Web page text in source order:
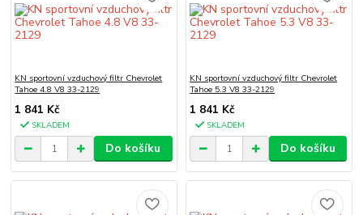
KN sportovní vzduchový filtr Chevrolet
Tahoe 4.8 V8 33-2129
1 841 Kč
SKLADEM
Do košíku
KN sportovní vzduchový filtr Chevrolet
Tahoe 5.3 V8 33-2129
1 841 Kč
SKLADEM
Do košíku